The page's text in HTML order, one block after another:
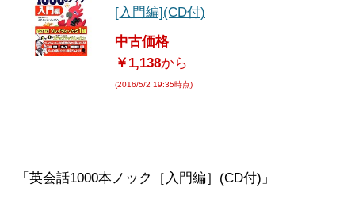
[入門編](CD付)
中古価格
￥1,138から
(2016/5/2 19:35時点)
「英会話1000本ノック［入門編］(CD付)」